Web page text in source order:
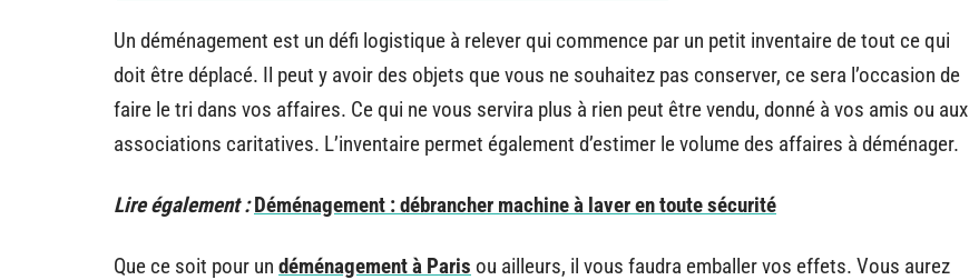
Un déménagement est un défi logistique à relever qui commence par un petit inventaire de tout ce qui
doit être déplacé. Il peut y avoir des objets que vous ne souhaitez pas conserver, ce sera l’occasion de
faire le tri dans vos affaires. Ce qui ne vous servira plus à rien peut être vendu, donné à vos amis ou aux
associations caritatives. L’inventaire permet également d’estimer le volume des affaires à déménager.
Lire également : Déménagement : débrancher machine à laver en toute sécurité
Que ce soit pour un déménagement à Paris ou ailleurs, il vous faudra emballer vos effets. Vous aurez